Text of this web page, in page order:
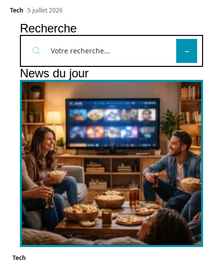
Tech 5 juillet 2026
Recherche
News du jour
Tech